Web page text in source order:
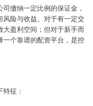
缴纳一定比例的保证金，
险与收益。对于有一定交
盈利空间；但对于新手而
个靠谱的配资平台，是控
征：